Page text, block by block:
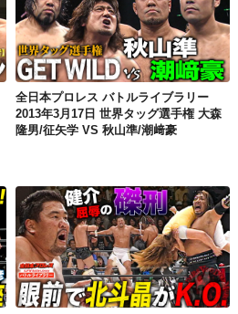
全日本プロレス バトルライブラリー 2013年3月17日 世界タッグ選手権 大森隆男/征矢学 VS 秋山準/潮﨑豪
全日本プロレス バトルライブラリー
2013年3月17日 世界タッグ選手権 大森
隆男/征矢学 VS 秋山準/潮﨑豪
全日本プロレス バトルライブラリー 2005年7月15日 佐々木健介/本間朋晃/中嶋勝彦 VS TARU/近藤修司/"brother"YASSHI